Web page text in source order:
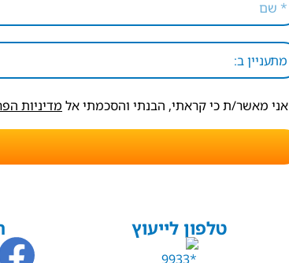
אני מאשר/ת כי קראתי, הבנתי והסכמתי אל מדיניות
טלפון לייעוץ